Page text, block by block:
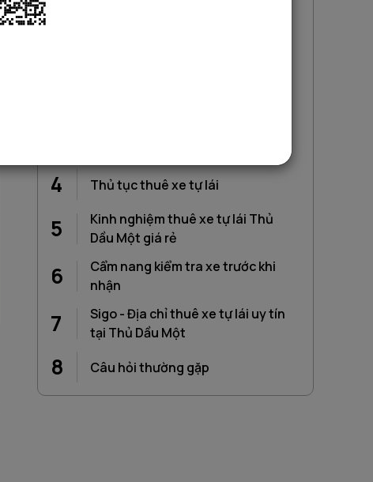
4 Thủ tục thuê xe tự lái
5
Kinh nghiệm thuê xe tự lái Thủ
Dầu Một giá rẻ
6
Cẩm nang kiểm tra xe trước khi
nhận
7
Sigo - Địa chỉ thuê xe tự lái uy tín
tại Thủ Dầu Một
8 Câu hỏi thường gặp